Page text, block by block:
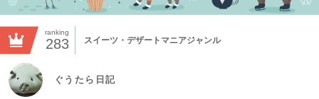
ranking
283 スイーツ・デザートマニアジャンル
ぐうたら日記